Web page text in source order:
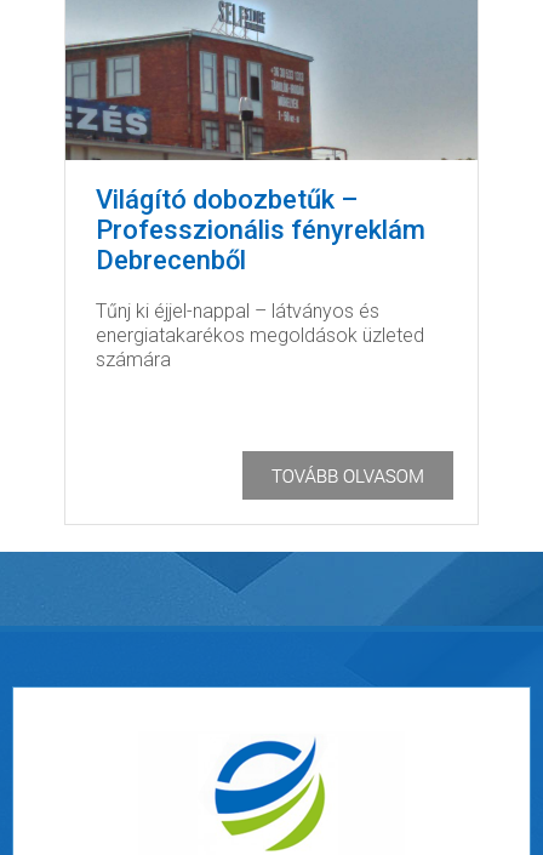
Világító dobozbetűk –
Professzionális fényreklám
Debrecenből
Tűnj ki éjjel-nappal – látványos és
energiatakarékos megoldások üzleted
számára